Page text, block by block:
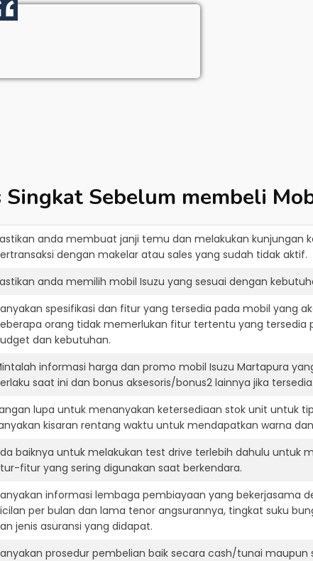
Sebelum membeli
anda membuat janji temu dan melakukan kunjungan
dengan makelar atau sales yang sudah tidak aktif.
anda memilih mobil Isuzu yang sesuai dengan
spesifikasi dan fitur yang tersedia pada mobil yang
orang tidak memerlukan fitur tertentu yang
dan kebutuhan.
informasi harga dan promo mobil Isuzu Martapura
saat ini dan bonus aksesoris/bonus2 lainnya jika tersedia.
lupa untuk menanyakan ketersediaan stok unit untuk
kisaran rentang waktu untuk mendapatkan warna
baiknya untuk melakukan test drive terlebih dahulu untuk
fitur yang sering digunakan saat berkendara.
informasi lembaga pembiayaan yang bekerjasama
per bulan dan lama tenor angsurannya, tingkat suku
jenis asuransi yang didapat.
prosedur pembelian baik secara cash/tunai